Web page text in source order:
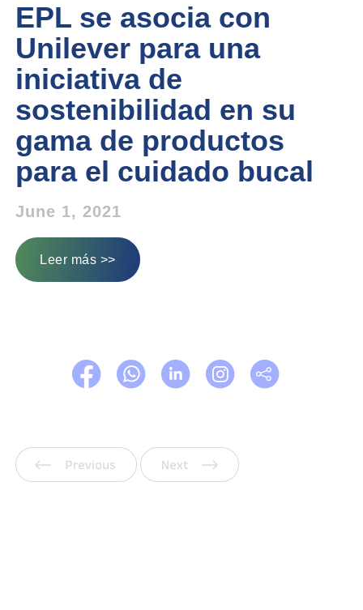
EPL se asocia con
Unilever para una
iniciativa de
sostenibilidad en su
gama de productos
para el cuidado bucal
June 1, 2021
Leer más >>
Anterior